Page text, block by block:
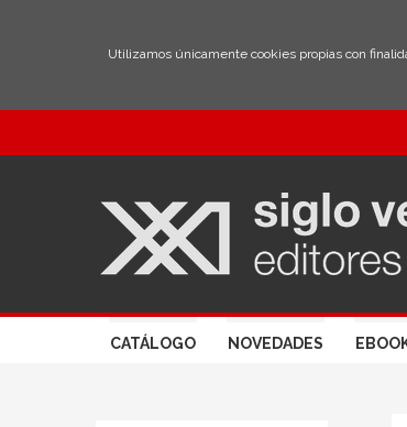
Utilizamos únicamente cookies propias con
CATÁLOGO NOVEDADES